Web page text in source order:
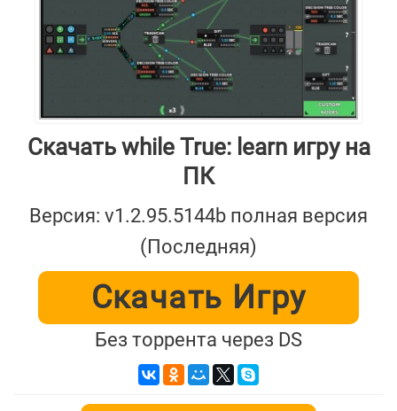
Скачать while True: learn игру на
ПК
Версия: v1.2.95.5144b полная версия
(Последняя)
Скачать Игру
Без торрента через DS